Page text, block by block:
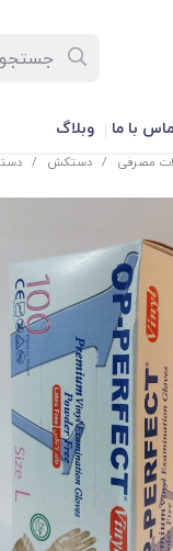
با ما وبلاگ
مصرفی / دستکش /